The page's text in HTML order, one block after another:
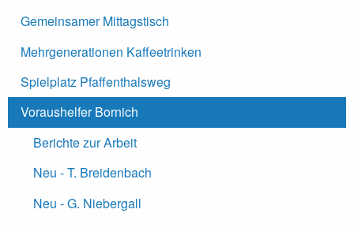
Gemeinsamer Mittagstisch
Mehrgenerationen Kaffeetrinken
Spielplatz Pfaffenthalsweg
Voraushelfer Bornich
Berichte zur Arbeit
Neu - T. Breidenbach
Neu - G. Niebergall